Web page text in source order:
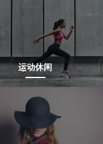
运动休闲